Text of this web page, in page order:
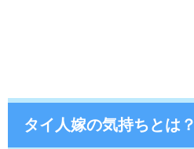
タイ人嫁の気持ちとは？